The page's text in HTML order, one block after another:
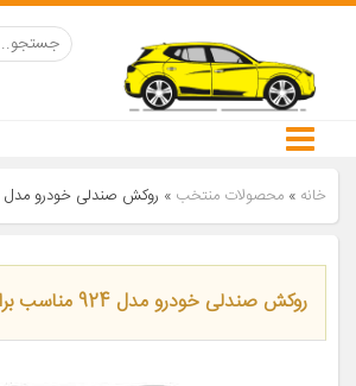
خانه » محصولات منتخب » روکش صندلی خودرو مدل 924 مناسب برای ال 90
روکش صندلی خودرو مدل 924 مناسب برای ال 90